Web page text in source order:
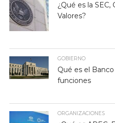
¿Qué es la
Valores?
GOBIERNO
Qué es el
funciones
ORGANIZACIONES